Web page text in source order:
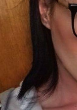
oder finanzielle
die Kommunikation
der Lage sind, sich
erschleichen.
aufmerksam und
behält
erstellen und darüber
dieser Website
Website fingiert sind.
Nachrichten; physische
folglich nicht möglich.
Verhindern Sie, dass Ihre
anderweitig
Installieren Sie ein
CyberPatrol
oder